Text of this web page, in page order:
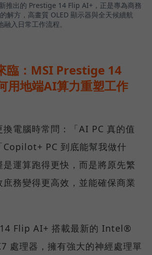
推出的 Prestige 14 Flip AI+，正是專為商務
解方，高畫質 OLED 顯示器與全天候續航
入日常工作流程。
臨：MSI Prestige 14
用地端AI算力重塑工作
電腦時常問：「AI PC 真的值
Copilot+ PC 到底能幫我做什
運算跑得更快，而是將原先繁
務變得更高效，並能確保商業
Flip AI+ 搭載最新的 Intel®
處理器，擁有強大的神經處理單